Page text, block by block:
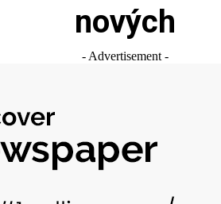
nových
- Advertisement -